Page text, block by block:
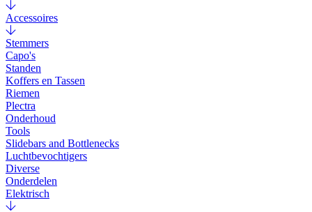
Accessoires
Stemmers
Capo's
Standen
Koffers en Tassen
Riemen
Plectra
Onderhoud
Tools
Slidebars and Bottlenecks
Luchtbevochtigers
Diverse
Onderdelen
Elektrisch